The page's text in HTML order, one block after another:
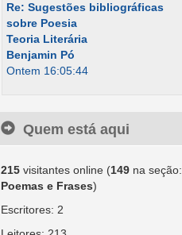
Re: Sugestões bibliográficas
sobre Poesia
Teoria Literária
Benjamin Pó
Ontem 16:05:44
Quem está aqui
215visitantes online (149na seção:
Poemas e Frases)
Escritores: 2